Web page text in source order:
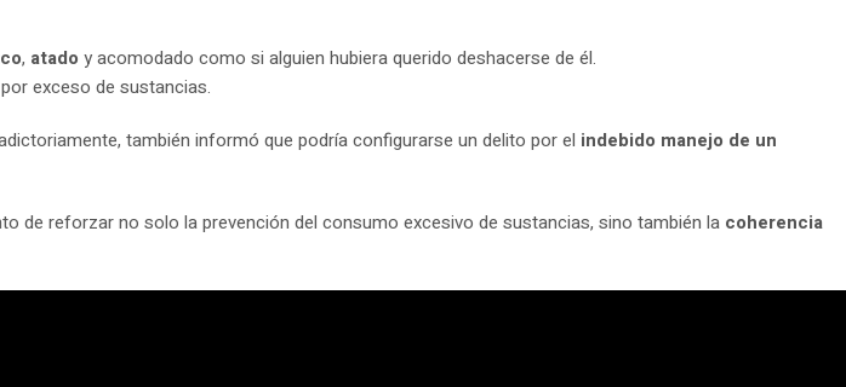
, atado y acomodado como si alguien hubiera querido deshacerse de él.
exceso de sustancias.
también informó que podría configurarse un delito por el indebido manejo de un
de reforzar no solo la prevención del consumo excesivo de sustancias, sino también la coherencia